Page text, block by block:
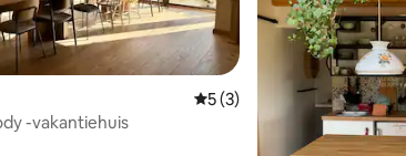
Gemiddelde beoordeling
5 (3)
-vakantiehuis